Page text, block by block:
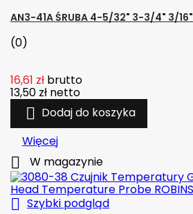
AN3-41A ŚRUBA 4-5/32" 3-3/4" 3/16"
(0)
16,61 zł brutto
13,50 zł netto
 Dodaj do koszyka
Więcej
 W magazynie
 Szybki podgląd